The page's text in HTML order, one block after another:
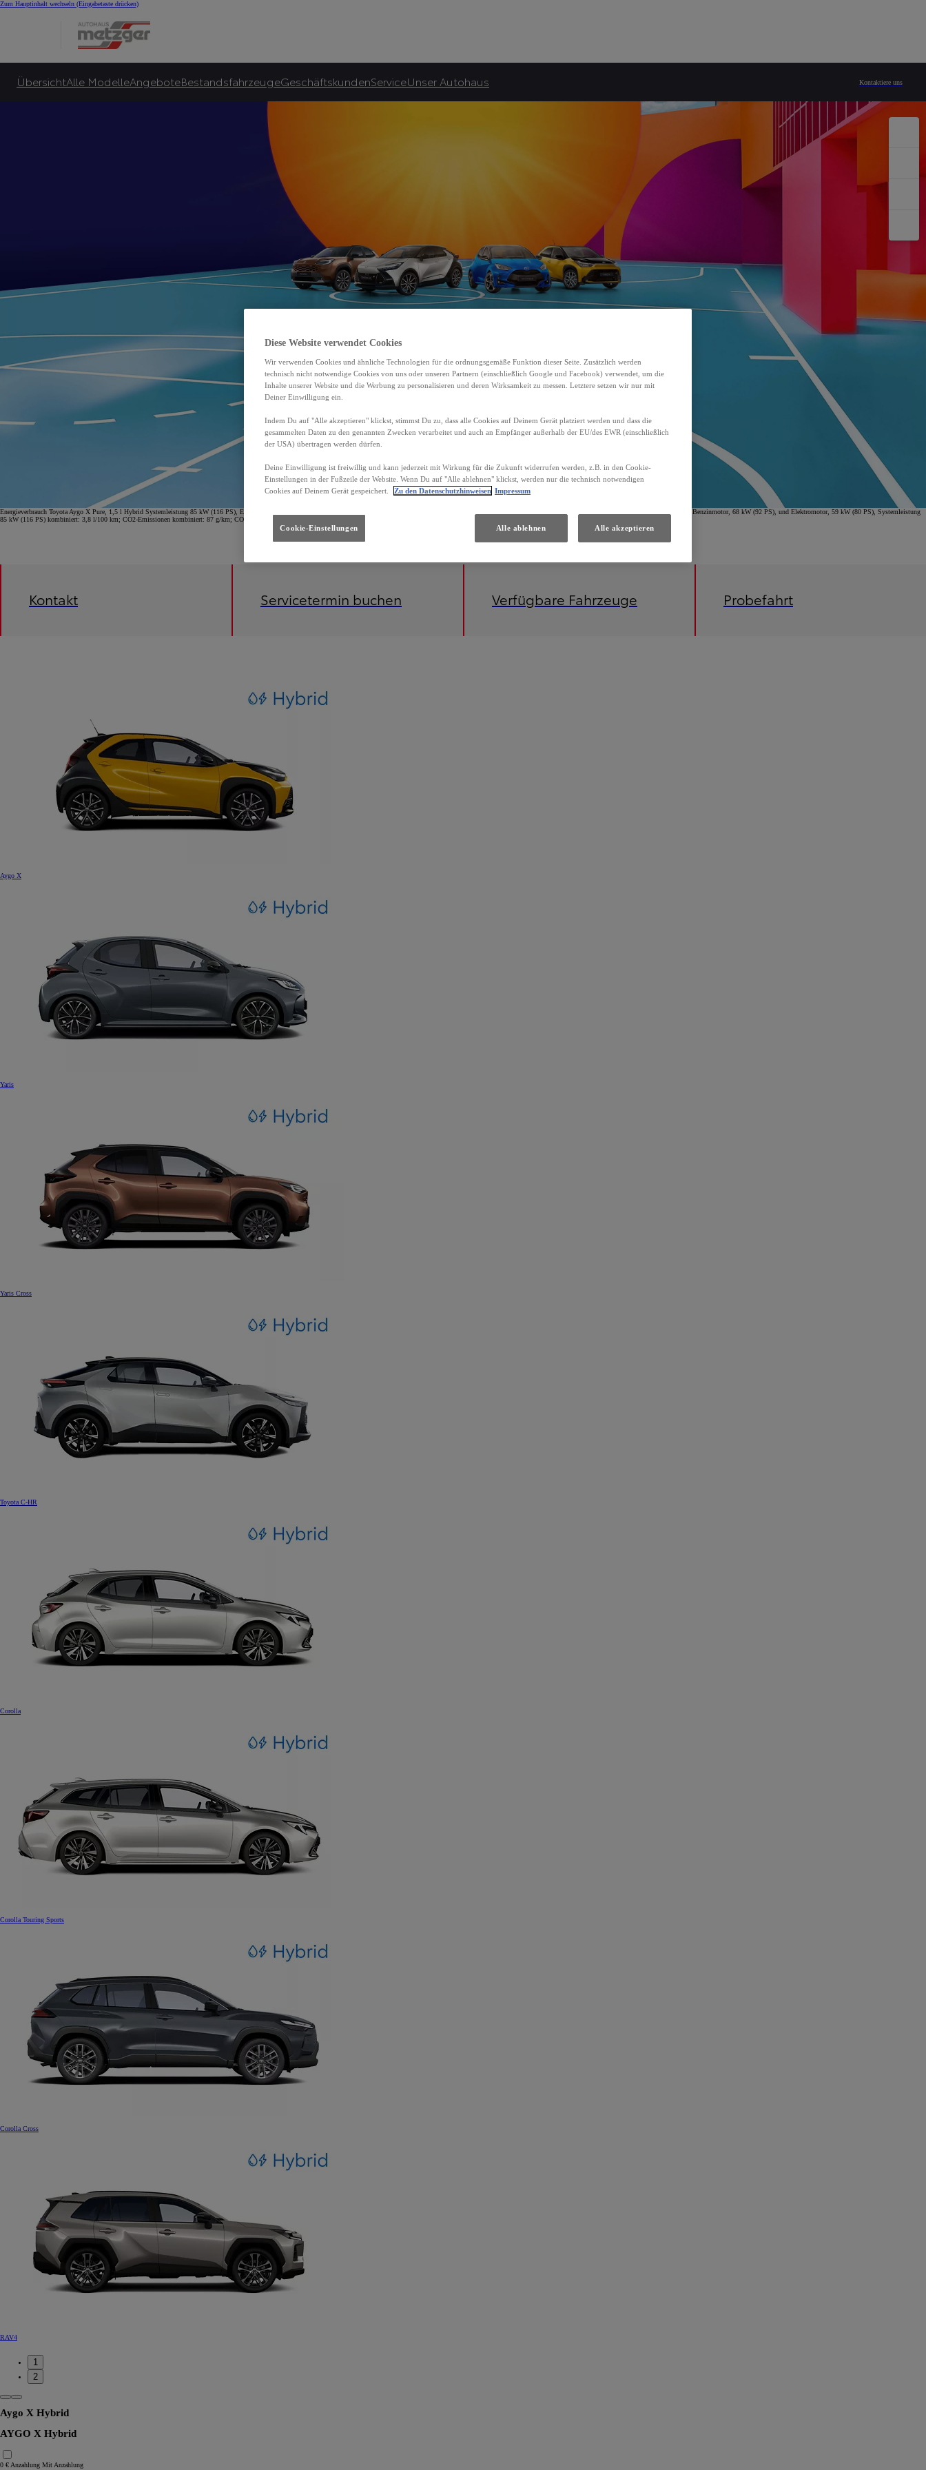
Zum Hauptinhalt wechseln (Eingabetaste drücken)
ÜbersichtAlle ModelleAngeboteBestandsfahrzeugeGeschäftskundenServiceUnser Autohaus Kontaktiere uns
Viele Toyota Hybrid-Leasingangebote für Privatkunden ab 145 €¹⁰ monatlicher Leasingrate.
Energieverbrauch Toyota Aygo X Pure, 1,5 l Hybrid Systemleistung 85 kW (116 PS), Energieverbrauch (kombiniert) 3,7 l/100 km; CO2-Emissionen (kombiniert) 85 g/km; CO2-Klasse B. Energieverbrauch Toyota Yaris Comfort Hybrid, 1,5-l-VVT-i Benzinmotor, 68 kW (92 PS), und Elektromotor, 59 kW (80 PS), Systemleistung
85 kW (116 PS) kombiniert: 3,8 l/100 km; CO2-Emissionen kombiniert: 87 g/km; CO2-Klasse B.
Kontakt Servicetermin buchen Verfügbare Fahrzeuge Probefahrt
Aygo X
Yaris
Yaris Cross
Toyota C-HR
Corolla
Corolla Touring Sports
Corolla Cross
RAV4
1
2
Aygo X Hybrid
AYGO X Hybrid
0 € Anzahlung Mit Anzahlung
Diese Website verwendet Cookies
Wir verwenden Cookies und ähnliche Technologien für die ordnungsgemäße Funktion dieser Seite. Zusätzlich werden
technisch nicht notwendige Cookies von uns oder unseren Partnern (einschließlich Google und Facebook) verwendet, um die
Inhalte unserer Website und die Werbung zu personalisieren und deren Wirksamkeit zu messen. Letztere setzen wir nur mit
Deiner Einwilligung ein.
Indem Du auf "Alle akzeptieren" klickst, stimmst Du zu, dass alle Cookies auf Deinem Gerät platziert werden und dass die
gesammelten Daten zu den genannten Zwecken verarbeitet und auch an Empfänger außerhalb der EU/des EWR (einschließlich
der USA) übertragen werden dürfen.
Deine Einwilligung ist freiwillig und kann jederzeit mit Wirkung für die Zukunft widerrufen werden, z.B. in den Cookie-
Einstellungen in der Fußzeile der Website. Wenn Du auf "Alle ablehnen" klickst, werden nur die technisch notwendigen
Cookies auf Deinem Gerät gespeichert.
Zu den Datenschutzhinweisen Impressum
Cookie-Einstellungen Alle ablehnen Alle akzeptieren